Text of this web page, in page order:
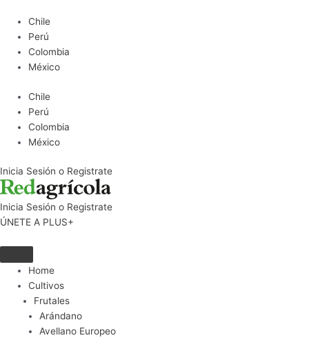
contenido
Chile
Perú
Colombia
México
Chile
Perú
Colombia
México
Inicia Sesión o Registrate
Inicia Sesión o Registrate
ÚNETE A PLUS+
Home
Cultivos
Frutales
Arándano
Avellano Europeo